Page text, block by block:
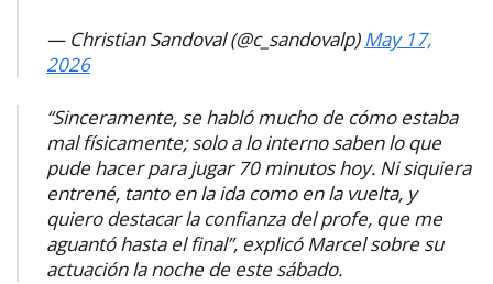
— Christian Sandoval (@c_sandovalp) May 17,
2026
“Sinceramente, se habló mucho de cómo estaba
mal físicamente; solo a lo interno saben lo que
pude hacer para jugar 70 minutos hoy. Ni siquiera
entrené, tanto en la ida como en la vuelta, y
quiero destacar la confianza del profe, que me
aguantó hasta el final”, explicó Marcel sobre su
actuación la noche de este sábado.